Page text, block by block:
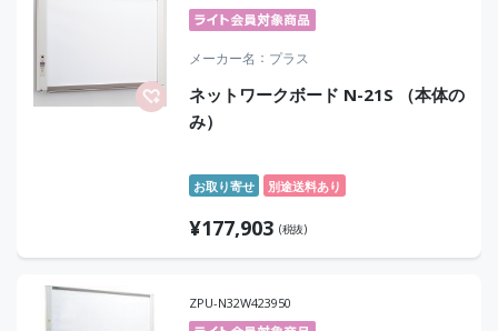
メーカー名 プラス
ネットワークボード N-21S （本体の
み）
お取り寄せ 別途送料あり
¥177,903 (税抜)
ZPU-N32W423950